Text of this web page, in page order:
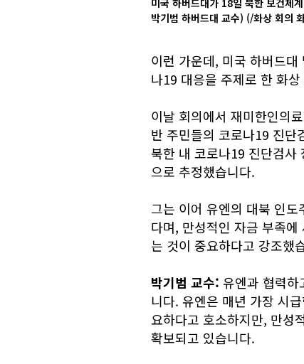
박기범 하버드대 교수) (/화상 회의
이런 가운데, 미국 하버드
나19 대응을 주제로 한 화
이날 회의에서 재미한인의
반 주민들의 코로나19 진단
북한 내 코로나19 진단검사
으로 추정했습니다.
그는 이어 유엔의 대북 인
다며, 만성적인 자금 부족
는 것이 중요하다고 강조했
박기범 교수: 유엔과 협력
니다. 유엔은 매년 가장 시
요하다고 호소하지만, 만성
확보되고 있습니다.